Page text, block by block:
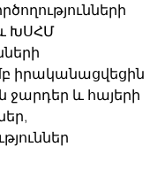
և ԽՍՀՄ
իրականացվեցին
ջարդեր և հայերի